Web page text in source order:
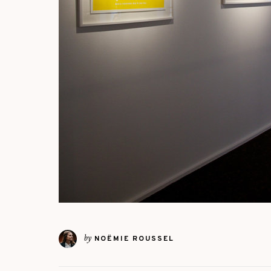
by NOËMIE ROUSSEL